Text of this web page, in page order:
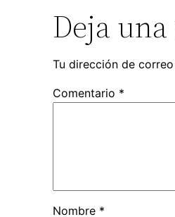
Deja
Tu dirección de
Comentario *
Nombre *